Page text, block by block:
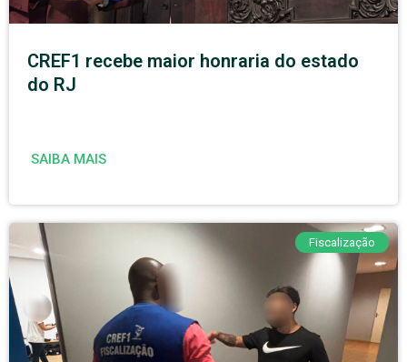
CREF1 recebe maior honraria do estado
do RJ
SAIBA MAIS
Fiscalização